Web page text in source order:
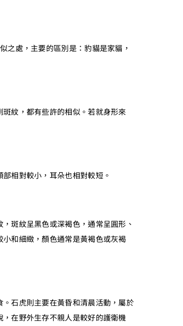
之處，主要的區別是：豹貓是家貓，
紋，都有些許的相似。若就身形來
相對較小，耳朵也相對較短。
斑紋呈黑色或深褐色，通常呈圓形、
和細緻，顏色通常是黃褐色或灰褐
石虎則主要在黃昏和清晨活動，屬於
在野外生存不親人是較好的護衛機